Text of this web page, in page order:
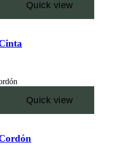
Quick view
Quick view